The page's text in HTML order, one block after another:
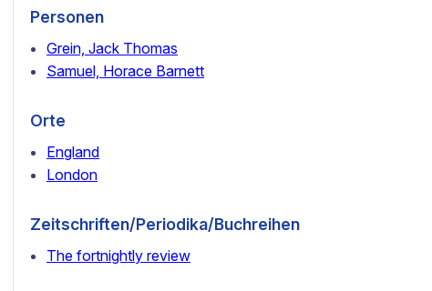
Personen
Grein, Jack Thomas
Samuel, Horace Barnett
Orte
England
London
Zeitschriften/Periodika/Buchreihen
The fortnightly review